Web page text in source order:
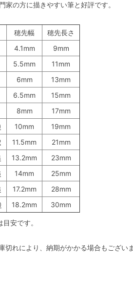
家の方に描きやすい筆と好評です。
穂先幅
穂先長さ
4.1mm
9mm
5.5mm
11mm
6mm
13mm
6.5mm
15mm
8mm
17mm
10mm
19mm
11.5mm
21mm
13.2mm
23mm
14mm
25mm
17.2mm
28mm
18.2mm 30mm
安です。
切れにより、納期がかかる場合もござい